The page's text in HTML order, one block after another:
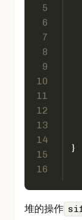
5
6
7
8
9
10
11
12
13
14
15
16
}
堆的操作